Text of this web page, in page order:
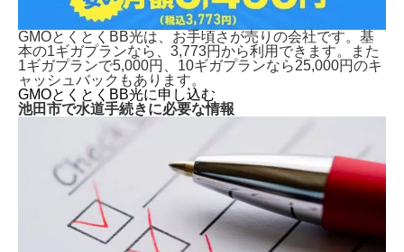
GMOとくとくBB光は、お手頃さが売りの会社です。基
本の1ギガプランなら、3,773円から利用できます。また
1ギガプランで5,000円、10ギガプランなら25,000円のキ
ャッシュバックもあります。
GMOとくとくBB光に申し込む
池田市で水道手続きに必要な情報